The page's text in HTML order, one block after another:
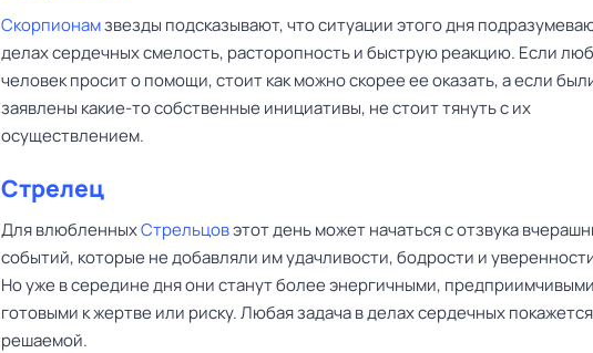
Скорпионамзвезды подсказывают, что ситуации этого дня
делах сердечных смелость, расторопность и быструю реакцию. Если
человек просит о помощи, стоит как можно скорее ее оказать, а если
заявлены какие-то собственные инициативы, не стоит тянуть с их
осуществлением.
Стрелец
Для влюбленныхСтрельцовэтот день может начаться с отзвука
событий, которые не добавляли им удачливости, бодрости и
Но уже в середине дня они станут более энергичными,
готовыми к жертве или риску. Любая задача в делах сердечных
решаемой.